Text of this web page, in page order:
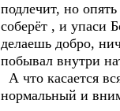
подлечит, но
соберёт , и упаси
делаешь добро,
побывал внутри
А что касается
нормальный и